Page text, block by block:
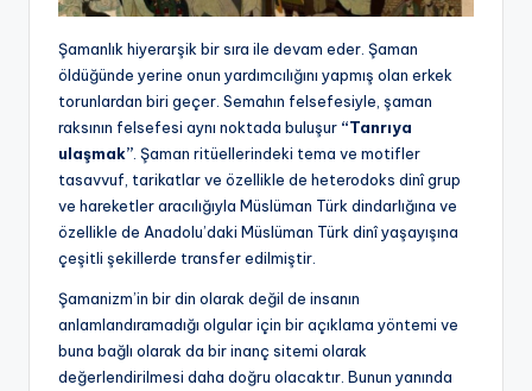
Şamanlık hiyerarşik bir sıra ile devam eder. Şaman
öldüğünde yerine onun yardımcılığını yapmış olan erkek
torunlardan biri geçer. Semahın felsefesiyle, şaman
raksının felsefesi aynı noktada buluşur “Tanrıya
ulaşmak” . Şaman ritüellerindeki tema ve motifler
tasavvuf, tarikatlar ve özellikle de heterodoks dinî grup
ve hareketler aracılığıyla Müslüman Türk dindarlığına ve
özellikle de Anadolu’daki Müslüman Türk dinî yaşayışına
çeşitli şekillerde transfer edilmiştir.
Şamanizm’in bir din olarak değil de insanın
anlamlandıramadığı olgular için bir açıklama yöntemi ve
buna bağlı olarak da bir inanç sitemi olarak
değerlendirilmesi daha doğru olacaktır. Bunun yanında